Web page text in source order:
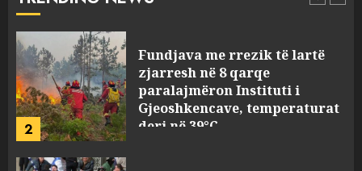
1
2
Fundjava me rrezik të lartë
zjarresh në 8 qarqe
paralajmëron Instituti i
Gjeoshkencave, temperaturat
deri në 39°C